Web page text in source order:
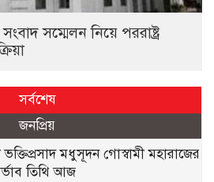
সম্মেলন নিয়ে পররাষ্ট্র
সর্বশেষ
জনপ্রিয়
ভক্তিপ্রসাদ মধুসূদন গোস্বামী মহারাজের
তিথি আজ